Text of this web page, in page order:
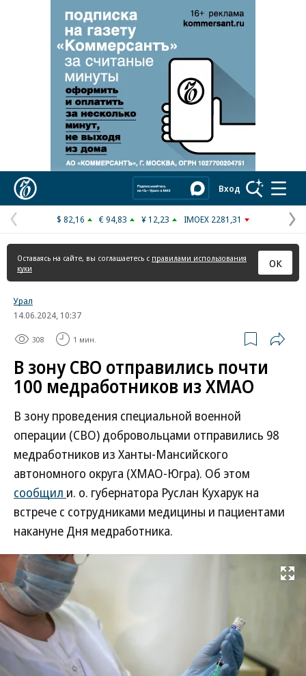
Реклама в «Ъ» www.kommersant.ru/ad
Вход
Предыдущая
страница
$ 82,16 € 94,83 ¥ 12,23 IMOEX 2281,31
Оставаясь на сайте, вы соглашаетесь с правилами использования
куки
ОК
Урал
14.06.2024, 10:37
308 1 мин.
В зону СВО отправились почти
100 медработников из ХМАО
В зону проведения специальной военной
операции (СВО) добровольцами отправились 98
медработников из Ханты-Мансийского
автономного округа (ХМАО-Югра). Об этом
сообщил и. о. губернатора Руслан Кухарук на
встрече с сотрудниками медицины и пациентами
накануне Дня медработника.
Развернуть